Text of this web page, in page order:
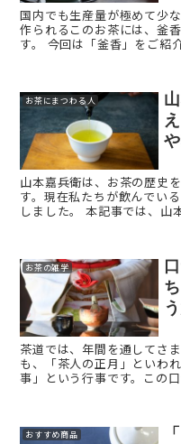
国内でも生産量が極めて少
作られるこのお茶には、釜
す。 今回は「釜香」をご紹
お茶にまつわる人
山本嘉兵衛は、お茶の歴史
す。現在私たちが飲んでい
しました。 本記事では、山
お茶の雑学
茶道では、年間を通してさ
も、「茶人の正月」といわ
事」という行事です。この
おすすめ商品